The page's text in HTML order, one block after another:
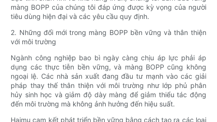
màng BOPP của chúng tôi đáp ứng được kỳ vọng của người
tiêu dùng hiện đại và các yêu cầu quy định.
2. Những đổi mới trong màng BOPP bền vững và thân thiện
với môi trường
Ngành công nghiệp bao bì ngày càng chịu áp lực phải áp
dụng các thực tiễn bền vững, và màng BOPP cũng không
ngoại lệ. Các nhà sản xuất đang đầu tư mạnh vào các giải
pháp thay thế thân thiện với môi trường như lớp phủ phân
hủy sinh học và giảm độ dày màng để giảm thiểu tác động
đến môi trường mà không ảnh hưởng đến hiệu suất.
Haimu cam kết phát triển bền vững bằng cách tạo ra các loại